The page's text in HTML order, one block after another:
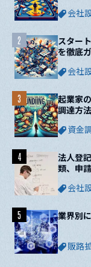
会社
スター
を徹底
会社
2
起業家
調達方
資金
3
法人登
類、申
会社
4
業界別
販路
5